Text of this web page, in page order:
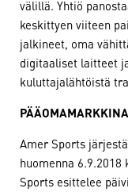
välillä. Yhtiö
keskittyen viiteen
jalkineet, oma
digitaaliset laitteet
kuluttajalähtöistä
Amer Sports
huomenna
Sports esittelee